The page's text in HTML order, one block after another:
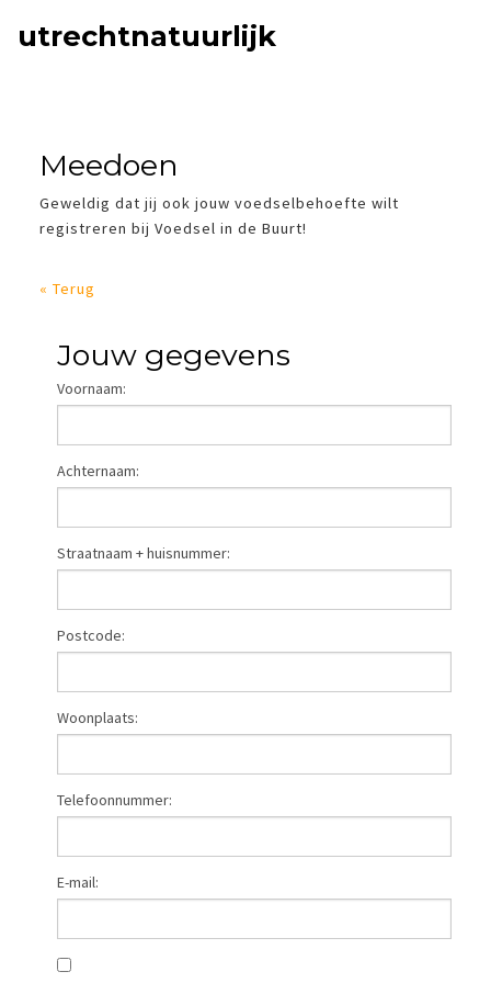
utrechtnatuurlijk
BETROKKEN
Meedoen
Geweldig dat jij ook jouw voedselbehoefte wilt
registreren bij Voedsel in de Buurt!
« Terug
Jouw gegevens
Voornaam:
Achternaam:
Straatnaam + huisnummer:
Postcode:
Woonplaats:
Telefoonnummer:
E-mail: